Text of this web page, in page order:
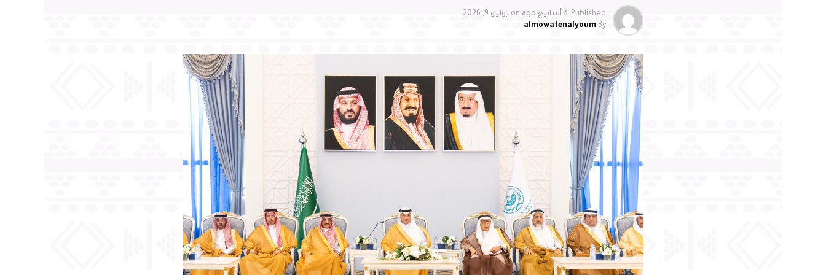
وتحسين تجربة المسافرين، مؤكدًا أهمية مواصلة العمل بما يواكب مستهدفات رؤية السعودية
2030، ويعزز مكانة الأحساء وجهةً اقتصاديةً وسياحيةً ولوجستيةً واعدةً
وعبّر المهندس الحسني عن شكره لسمو محافظ الأحساء على دعمه واهتمامه المستمر بتطوير
منظومة النقل الجوي بالمحافظة، مؤكدًا مواصلة الشركة تطوير خدماتها ورفع كفاءة التشغيل،
بما يسهم في الارتقاء بتجربة المسافرين، وتقديم خدمات نوعية وفق أفضل الممارسات
العالمية
Published 4 أسابيع ago on يوليو 9, 2026
By
almowatenalyoum